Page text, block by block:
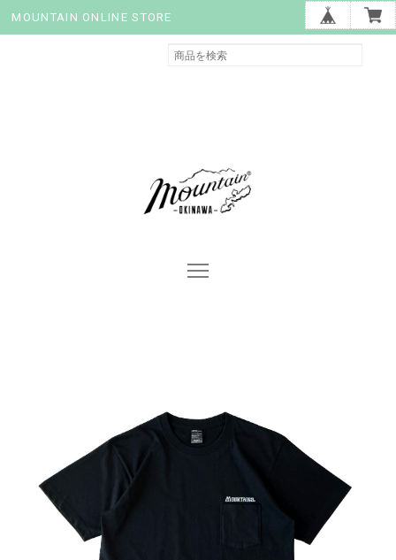
MOUNTAIN ONLINE STORE